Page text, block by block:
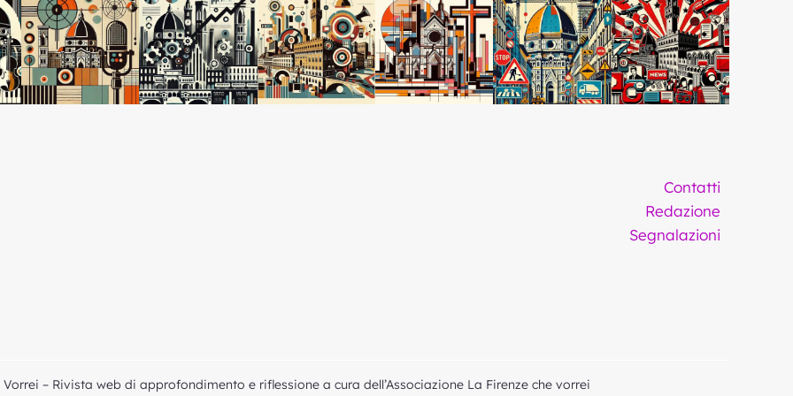
Contatti
Redazione
Segnalazioni
– Rivista web di approfondimento e riflessione a cura dell’Associazione La Firenze che vorrei